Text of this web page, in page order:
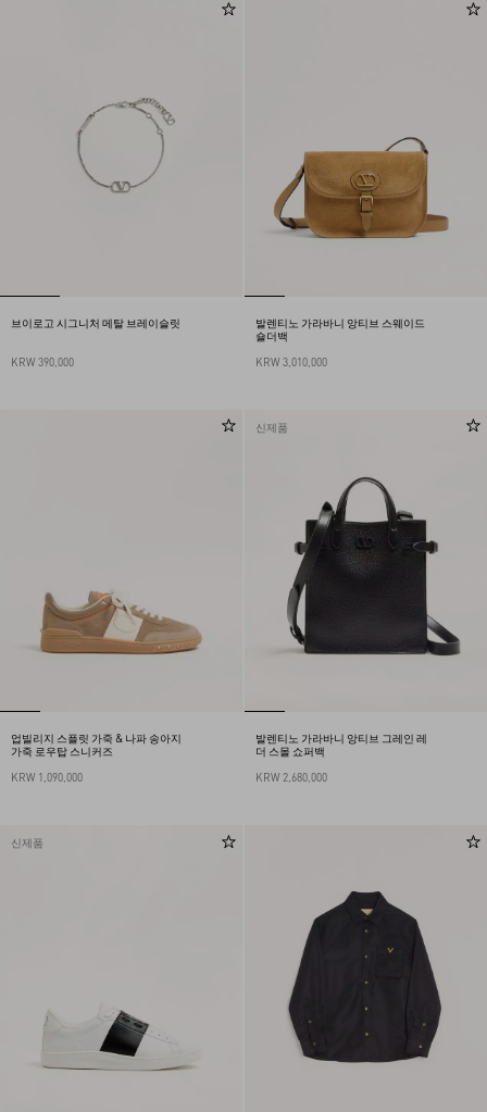
브이로고 시그니처 메탈 브레이슬릿
KRW 390,000
발렌티노 가라바니 앙티브 스웨이드
숄더백
KRW 3,010,000
업빌리지 스플릿 가죽 & 나파 송아지
가죽 로우탑 스니커즈
KRW 1,090,000
신제품
발렌티노 가라바니 앙티브 그레인 레
더 스몰 쇼퍼백
KRW 2,680,000
신제품